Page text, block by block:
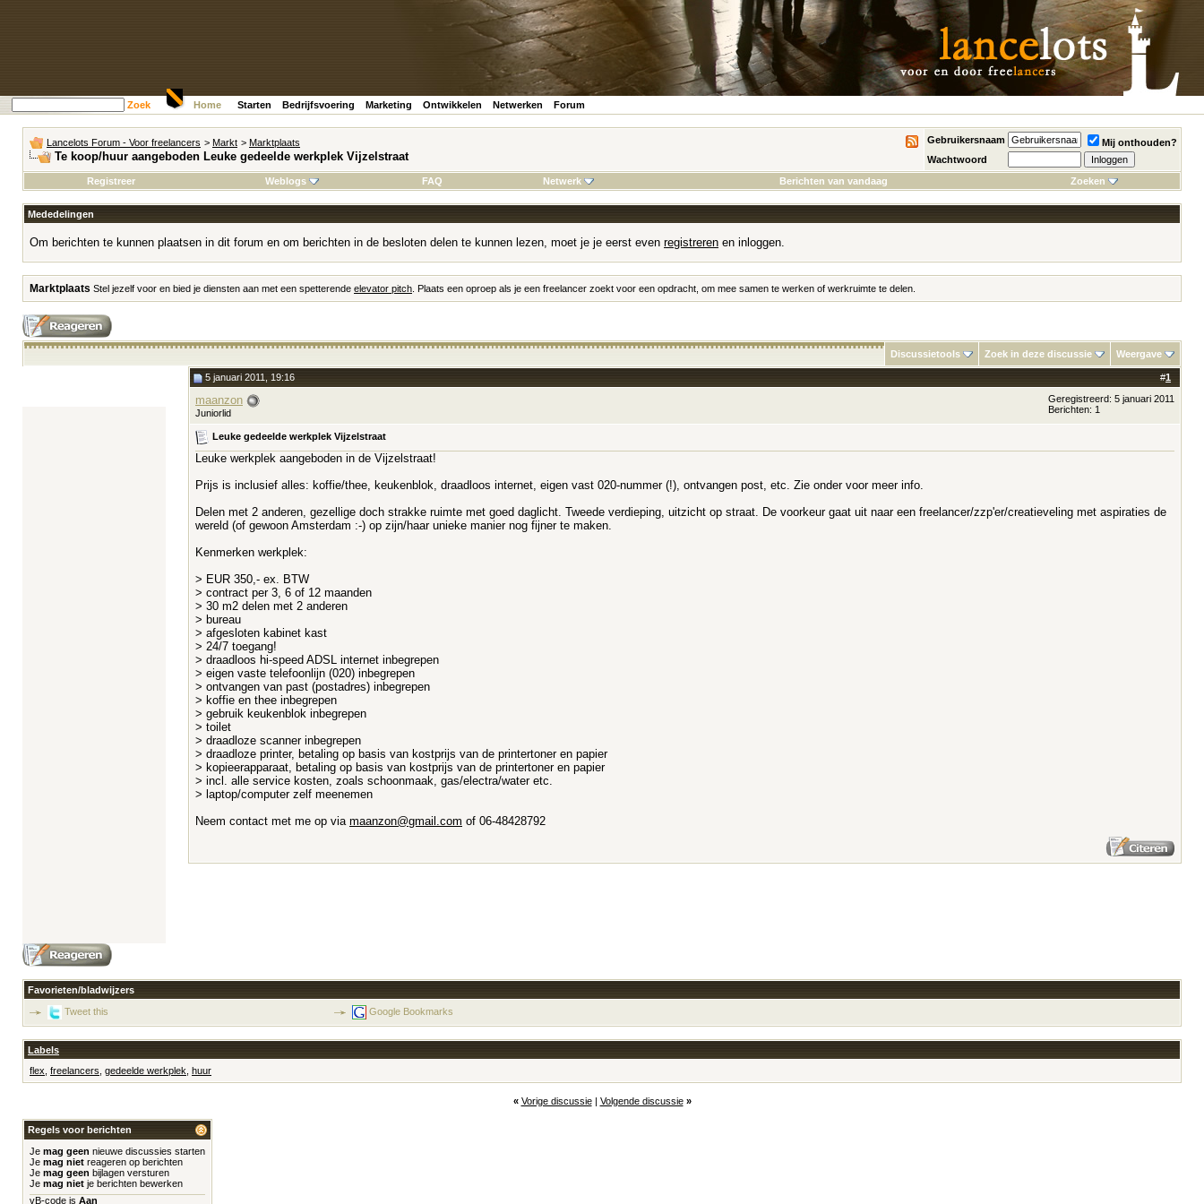
Zoek Home Starten Bedrijfsvoering Marketing Ontwikkelen Netwerken Forum
Lancelots Forum - Voor freelancers > Markt > Marktplaats
Te koop/huur aangeboden Leuke gedeelde werkplek Vijzelstraat
Gebruikersnaam
Mij onthouden?
Wachtwoord
Registreer
Weblogs FAQ Netwerk Berichten van vandaag Zoeken
Mededelingen
Om berichten te kunnen plaatsen in dit forum en om berichten in de besloten delen te kunnen lezen, moet je je eerst even registreren en inloggen.
Marktplaats Stel jezelf voor en bied je diensten aan met een spetterende elevator pitch . Plaats een oproep als je een freelancer zoekt voor een opdracht, om mee samen te werken of werkruimte te delen.
Discussietools Zoek in deze discussie Weergave
#1
5 januari 2011, 19:16
maanzon
Juniorlid
Geregistreerd: 5 januari 2011
Berichten: 1
Leuke gedeelde werkplek Vijzelstraat
Leuke werkplek aangeboden in de Vijzelstraat!
Prijs is inclusief alles: koffie/thee, keukenblok, draadloos internet, eigen vast 020-nummer (!), ontvangen post, etc. Zie onder voor meer info.
Delen met 2 anderen, gezellige doch strakke ruimte met goed daglicht. Tweede verdieping, uitzicht op straat. De voorkeur gaat uit naar een freelancer/zzp'er/creatieveling met aspiraties de
wereld (of gewoon Amsterdam :-) op zijn/haar unieke manier nog fijner te maken.
Kenmerken werkplek:
> EUR 350,- ex. BTW
> contract per 3, 6 of 12 maanden
> 30 m2 delen met 2 anderen
> bureau
> afgesloten kabinet kast
> 24/7 toegang!
> draadloos hi-speed ADSL internet inbegrepen
> eigen vaste telefoonlijn (020) inbegrepen
> ontvangen van past (postadres) inbegrepen
> koffie en thee inbegrepen
> gebruik keukenblok inbegrepen
> toilet
> draadloze scanner inbegrepen
> draadloze printer, betaling op basis van kostprijs van de printertoner en papier
> kopieerapparaat, betaling op basis van kostprijs van de printertoner en papier
> incl. alle service kosten, zoals schoonmaak, gas/electra/water etc.
> laptop/computer zelf meenemen
Neem contact met me op via maanzon@gmail.com of 06-48428792
Favorieten/bladwijzers
Tweet this
Google Bookmarks
Labels
flex freelancers gedeelde werkplek huur
« Vorige discussie| Volgende discussie »
Regels voor berichten
Je mag geen nieuwe discussies starten
Je mag niet reageren op berichten
Je mag geen bijlagen versturen
Je mag niet je berichten bewerken
vB-code is Aan